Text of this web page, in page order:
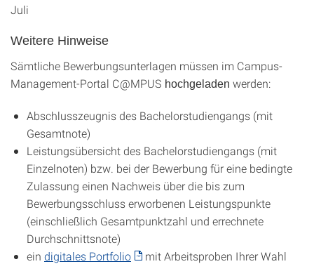
Juli
Weitere Hinweise
Sämtliche Bewerbungsunterlagen müssen im Campus-
Management-Portal C@MPUS hochgeladen werden:
Abschlusszeugnis des Bachelorstudiengangs (mit
Gesamtnote)
Leistungsübersicht des Bachelorstudiengangs (mit
Einzelnoten) bzw. bei der Bewerbung für eine bedingte
Zulassung einen Nachweis über die bis zum
Bewerbungsschluss erworbenen Leistungspunkte
(einschließlich Gesamtpunktzahl und errechnete
Durchschnittsnote)
ein digitales Portfolio
mit Arbeitsproben Ihrer Wahl